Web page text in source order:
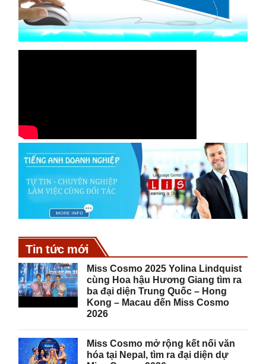
Tin tức mới
Miss Cosmo 2025 Yolina Lindquist
cùng Hoa hậu Hương Giang tìm ra
ba đại diện Trung Quốc – Hong
Kong – Macau đến Miss Cosmo
2026
Miss Cosmo mở rộng kết nối văn
hóa tại Nepal, tìm ra đại diện dự